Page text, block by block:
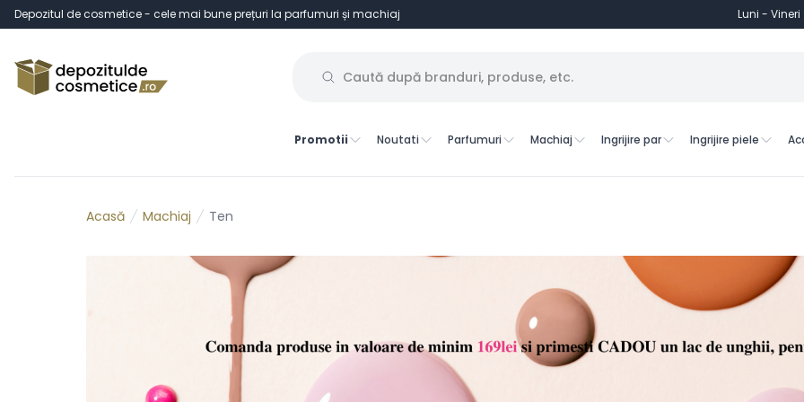
Depozitul de cosmetice - cele mai bune prețuri la parfumuri și machiaj Luni - Vineri
Promotii Noutati Parfumuri Machiaj Ingrijire par Ingrijire piele
Acasă Machiaj Ten